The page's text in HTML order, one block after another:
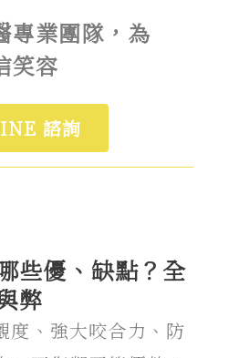
專業團隊，為
笑容
諮詢
些優、缺點？全
弊
度、強大咬合力、防